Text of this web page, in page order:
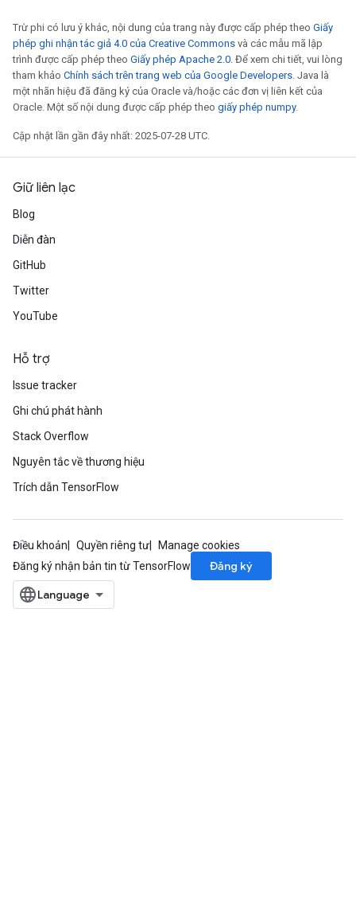
Trừ phi có lưu ý khác, nội dung của trang này được cấp phép theo Giấy
phép ghi nhận tác giả 4.0 của Creative Commons và các mẫu mã lập
trình được cấp phép theo Giấy phép Apache 2.0. Để xem chi tiết, vui lòng
tham khảo Chính sách trên trang web của Google Developers. Java là
một nhãn hiệu đã đăng ký của Oracle và/hoặc các đơn vị liên kết của
Oracle. Một số nội dung được cấp phép theo giấy phép numpy.
Cập nhật lần gần đây nhất: 2025-07-28 UTC.
Giữ liên lạc
Blog
Diễn đàn
GitHub
Twitter
YouTube
Hỗ trợ
Issue tracker
Ghi chú phát hành
Stack Overflow
Nguyên tắc về thương hiệu
Trích dẫn TensorFlow
Điều khoản Quyền riêng tư
Manage cookies
Đăng ký nhận bản tin từ TensorFlow
Đăng ký